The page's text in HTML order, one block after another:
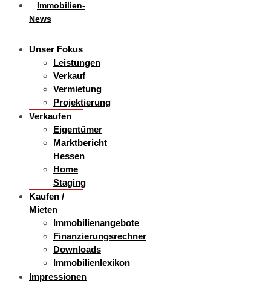
Immobilien-
News
Unser Fokus
Leistungen
Verkauf
Vermietung
Projektierung
Verkaufen
Eigentümer
Marktbericht
Hessen
Home
Staging
Kaufen /
Mieten
Immobilienangebote
Finanzierungsrechner
Downloads
Immobilienlexikon
Impressionen